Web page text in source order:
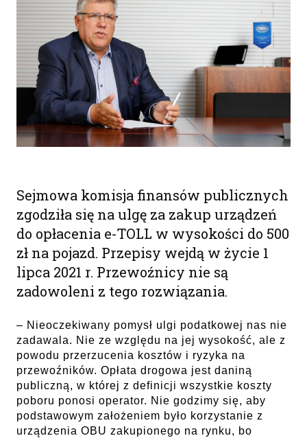
Sejmowa komisja finansów publicznych
zgodziła się na ulgę za zakup urządzeń
do opłacenia e-TOLL w wysokości do 500
zł na pojazd. Przepisy wejdą w życie 1
lipca 2021 r. Przewoźnicy nie są
zadowoleni z tego rozwiązania.
– Nieoczekiwany pomysł ulgi podatkowej nas nie
zadawala. Nie ze względu na jej wysokość, ale z
powodu przerzucenia kosztów i ryzyka na
przewoźników. Opłata drogowa jest daniną
publiczną, w której z definicji wszystkie koszty
poboru ponosi operator. Nie godzimy się, aby
podstawowym założeniem było korzystanie z
urządzenia OBU zakupionego na rynku, bo